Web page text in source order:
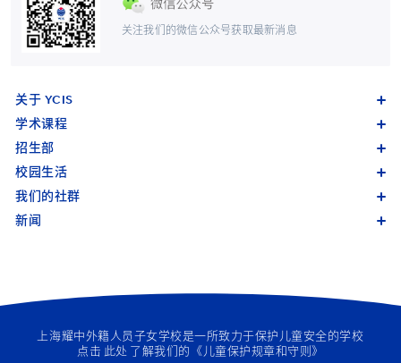
关注我们的微信公众号获取最新消息
关于 YCIS
学术课程
招生部
校园生活
我们的社群
新闻
上海耀中外籍人员子女学校是一所致力于保护儿童安全的学校
点击 此处 了解我们的《儿童保护规章和守则》